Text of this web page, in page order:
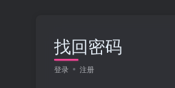
找回密码
登录 注册